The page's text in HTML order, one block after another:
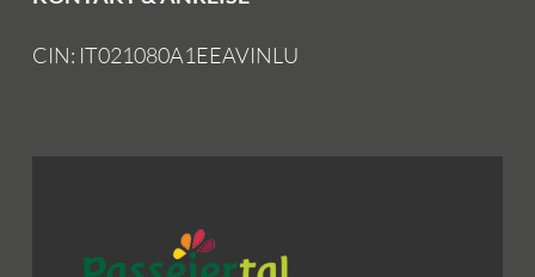
CIN: IT021080A1EEAVINLU